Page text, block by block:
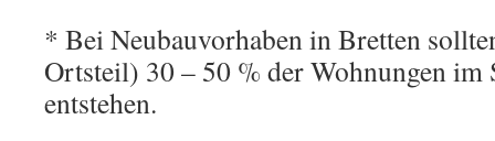
* Bei Neubauvorhaben in Bretten
Ortsteil) 30 – 50 % der Wohnungen im
entstehen.